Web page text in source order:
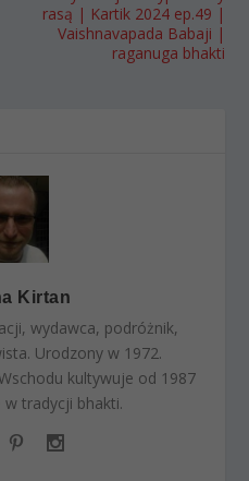
rasą | Kartik 2024 ep.49 |
Vaishnavapada Babaji |
raganuga bhakti
Kirtan
wydawca, podróżnik,
Urodzony w 1972.
kultywuje od 1987
tradycji bhakti.